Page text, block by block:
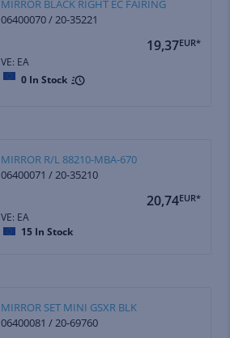
MIRROR BLACK RIGHT EC FAIRING
06400070 / 20-35221
19,37EUR*
VE: EA
0 In Stock
MIRROR R/L 88210-MBA-670
06400071 / 20-35210
20,74EUR*
VE: EA
15 In Stock
MIRROR SET MINI GSXR BLK
06400081 / 20-69760